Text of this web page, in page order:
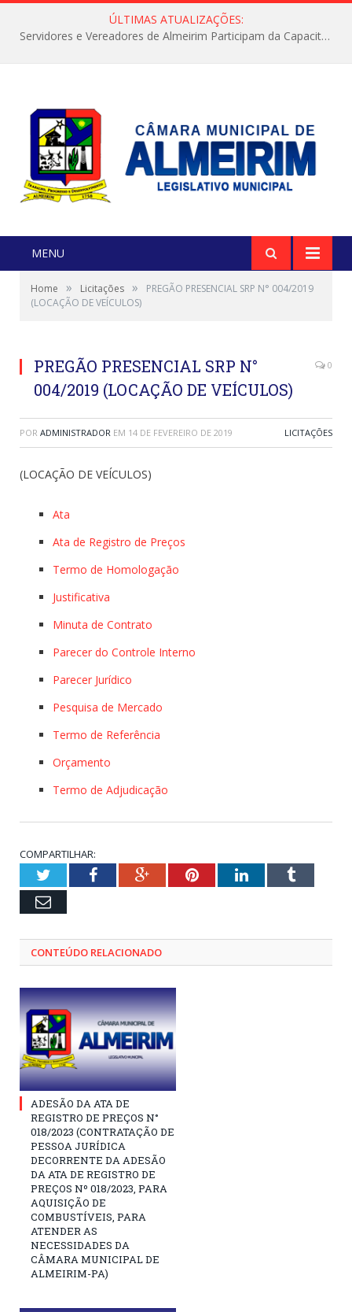
ÚLTIMAS ATUALIZAÇÕES:
Servidores e Vereadores de Almeirim Participam da Capacitação “Orientar é a Nossa Missão”
MENU
Home » Licitações »
PREGÃO PRESENCIAL SRP N° 004/2019
(LOCAÇÃO DE VEÍCULOS)
PREGÃO PRESENCIAL SRP N°
004/2019 (LOCAÇÃO DE VEÍCULOS)
0
POR ADMINISTRADOR EM 14 DE FEVEREIRO DE 2019 LICITAÇÕES
(LOCAÇÃO DE VEÍCULOS)
Ata
Ata de Registro de Preços
Termo de Homologação
Justificativa
Minuta de Contrato
Parecer do Controle Interno
Parecer Jurídico
Pesquisa de Mercado
Termo de Referência
Orçamento
Termo de Adjudicação
COMPARTILHAR:
TwitterFacebookGoogle+PinterestLinkedInTumblr
Email
CONTEÚDO RELACIONADO
ADESÃO DA ATA DE
REGISTRO DE PREÇOS N°
018/2023 (CONTRATAÇÃO DE
PESSOA JURÍDICA
DECORRENTE DA ADESÃO
DA ATA DE REGISTRO DE
PREÇOS Nº 018/2023, PARA
AQUISIÇÃO DE
COMBUSTÍVEIS, PARA
ATENDER AS
NECESSIDADES DA
CÂMARA MUNICIPAL DE
ALMEIRIM-PA)